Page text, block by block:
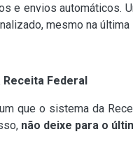
e envios automáticos.
mesmo na última
Federal
que o sistema da
não deixe para o